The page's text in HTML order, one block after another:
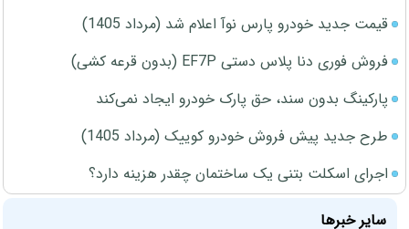
قیمت جدید خودرو پارس نوآ اعلام شد (مرداد 1405)
فروش فوری دنا پلاس دستی EF7P (بدون قرعه کشی)
پارکینگ بدون سند، حق پارک خودرو ایجاد نمی‌کند
طرح جدید پیش فروش خودرو کوییک (مرداد 1405)
اجرای اسکلت بتنی یک ساختمان چقدر هزینه دارد؟
سایر خبرها